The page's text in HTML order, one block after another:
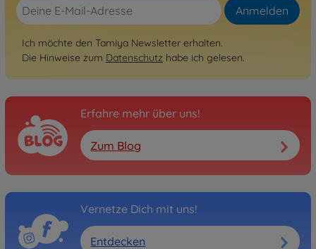
Anmelden
Ich möchte den Tamiya Newsletter erhalten.
Die Hinweise zum Datenschutz habe ich gelesen.
Erfahre mehr über uns!
Zum Blog
Vernetze Dich mit uns!
Entdecken